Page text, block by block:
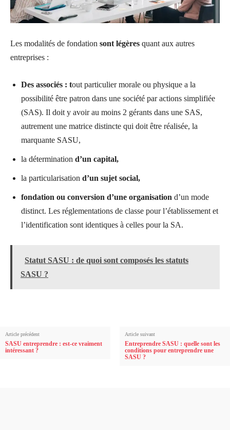
Les modalités de fondation sont légères quant aux autres
entreprises :
Des associés : tout particulier morale ou physique a la
possibilité être patron dans une société par actions simplifiée
(SAS). Il doit y avoir au moins 2 gérants dans une SAS,
autrement une matrice distincte qui doit être réalisée, la
marquante SASU,
la détermination d’un capital,
la particularisation d’un sujet social,
fondation ou conversion d’une organisation d’un mode
distinct. Les réglementations de classe pour l’établissement et
l’identification sont identiques à celles pour la SA.
Statut SASU : de quoi sont composés les statuts
SASU ?
Article précédent
SASU entreprendre : est-ce vraiment
intéressant ?
Article suivant
Entreprendre SASU : quelle sont les
conditions pour entreprendre une
SASU ?